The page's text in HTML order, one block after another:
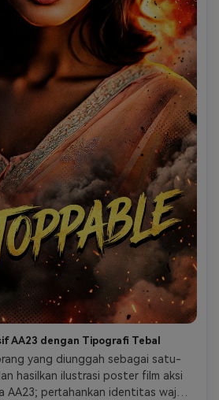
AA23 dengan Tipografi Tebal
yang diunggah sebagai satu-
hasilkan ilustrasi poster film aksi
AA23; pertahankan identitas wajah